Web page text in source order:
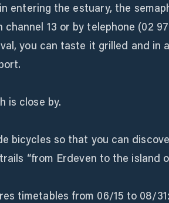
entering the estuary, the
channel 13 or by telephone (02
you can taste it grilled and in
is close by.
bicycles so that you can
“from Erdeven to the island
timetables from 06/15 to 08/